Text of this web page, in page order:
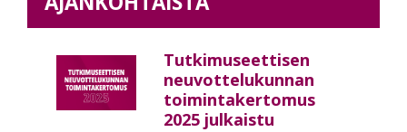
Tutkimuseettisen
neuvottelukunnan
toimintakertomus
2025 julkaistu